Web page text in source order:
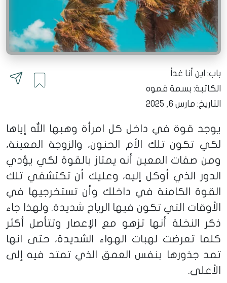
باب: اين أنا غداً
الكاتبة: بسمة قموه
التاريخ: مارس 6, 2025
يوجد قوة في داخل كل امرأة وهبها الله إياها
لكي تكون تلك الأم الحنون، والزوجة المعينة،
ومن صفات المعين أنه يمتاز بالقوة لكي يؤدي
الدور الذي أوكل إليه، وعليك أن تكتشفي تلك
القوة الكامنة في داخلك وأن تستخرجيها في
الأوقات التي تكون فيها الرياح شديدة. ولهذا جاء
ذكر النخلة أنها تزهو مع الإعصار وتتأصل أكثر
كلما تعرضت لهبات الهواء الشديدة، حتى انها
تمد جذورها بنفس العمق الذي تمتد فيه إلى
الأعلى.